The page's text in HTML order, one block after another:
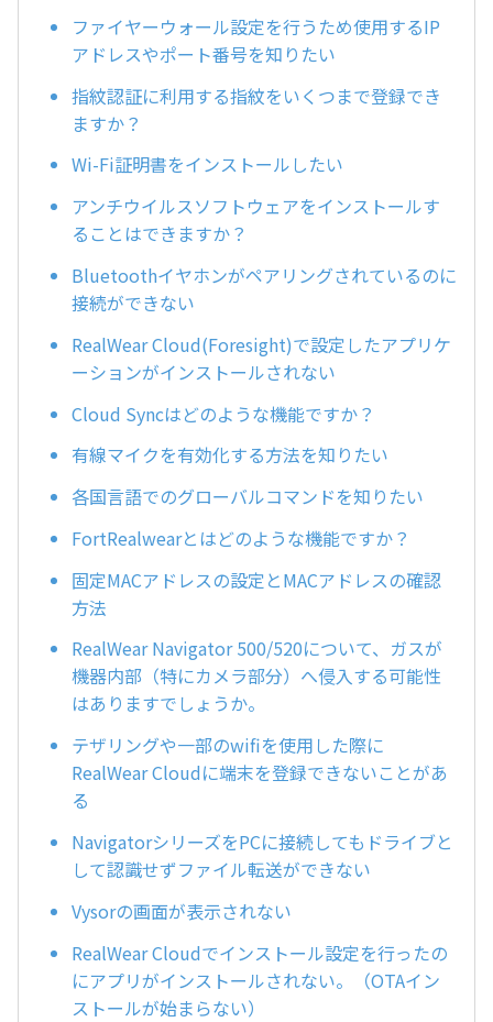
ファイヤーウォール設定を行うため使用するIP
アドレスやポート番号を知りたい
指紋認証に利用する指紋をいくつまで登録でき
ますか？
Wi-Fi証明書をインストールしたい
アンチウイルスソフトウェアをインストールす
ることはできますか？
Bluetoothイヤホンがペアリングされているのに
接続ができない
RealWear Cloud(Foresight)で設定したアプリケ
ーションがインストールされない
Cloud Syncはどのような機能ですか？
有線マイクを有効化する方法を知りたい
各国言語でのグローバルコマンドを知りたい
FortRealwearとはどのような機能ですか？
固定MACアドレスの設定とMACアドレスの確認
方法
RealWear Navigator 500/520について、ガスが
機器内部（特にカメラ部分）へ侵入する可能性
はありますでしょうか。
テザリングや一部のwifiを使用した際に
RealWear Cloudに端末を登録できないことがあ
る
NavigatorシリーズをPCに接続してもドライブと
して認識せずファイル転送ができない
Vysorの画面が表示されない
RealWear Cloudでインストール設定を行ったの
にアプリがインストールされない。（OTAイン
ストールが始まらない）